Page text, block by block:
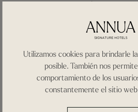
habitación
incluye
Combinamos
cada detalle
para crear
un ambiente
acogedor y
Utilizamos cookies para brindarle
posible. También nos
comportamiento de los
constantemente el sitio